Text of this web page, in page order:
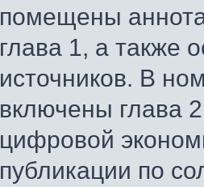
помещены
глава 1, а также
источников. В
включены глава
цифровой
публикации по